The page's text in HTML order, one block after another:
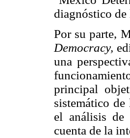
diagnóstico
Por su parte,
Democracy,
una
principal
sistemático
el análisis de
cuenta de la